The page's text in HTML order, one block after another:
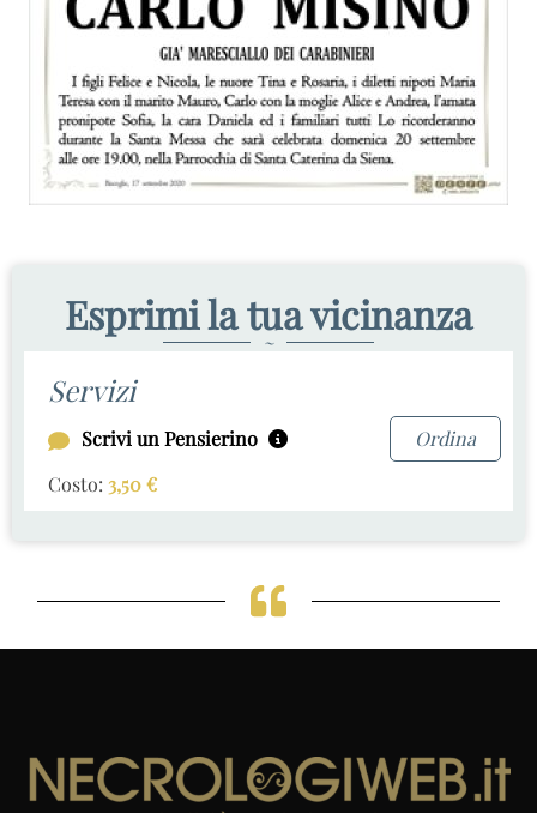
Esprimi la tua vicinanza
~
Servizi
Scrivi un Pensierino
Ordina
Costo: 3,50€